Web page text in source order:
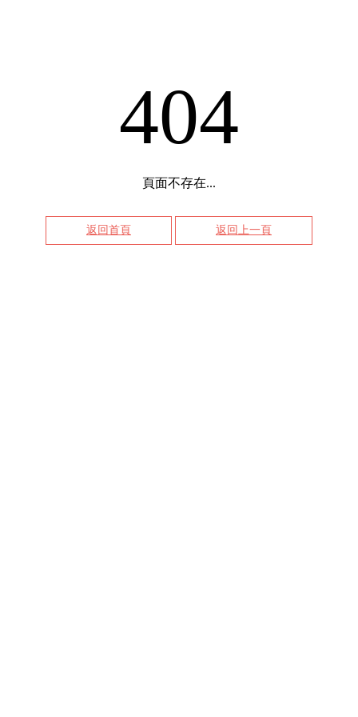
404
頁面不存在...
返回首頁 返回上一頁